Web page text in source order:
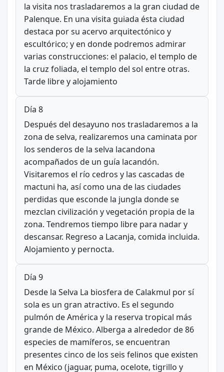
la visita nos trasladaremos a la gran ciudad de
Palenque. En una visita guiada ésta ciudad
destaca por su acervo arquitectónico y
escultórico; y en donde podremos admirar
varias construcciones: el palacio, el templo de
la cruz foliada, el templo del sol entre otras.
Tarde libre y alojamiento
Día 8
Después del desayuno nos trasladaremos a la
zona de selva, realizaremos una caminata por
los senderos de la selva lacandona
acompañados de un guía lacandón.
Visitaremos el río cedros y las cascadas de
mactuni ha, así como una de las ciudades
perdidas que esconde la jungla donde se
mezclan civilización y vegetación propia de la
zona. Tendremos tiempo libre para nadar y
descansar. Regreso a Lacanja, comida incluida.
Alojamiento y pernocta.
Día 9
Desde la Selva La biosfera de Calakmul por sí
sola es un gran atractivo. Es el segundo
pulmón de América y la reserva tropical más
grande de México. Alberga a alrededor de 86
especies de mamíferos, se encuentran
presentes cinco de los seis felinos que existen
en México (jaguar, puma, ocelote, tigrillo y